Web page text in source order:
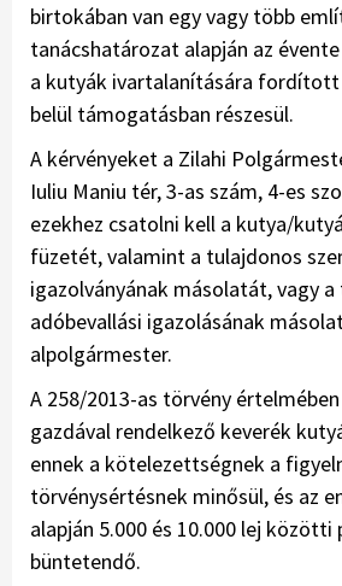
birtokában van egy vagy több
tanácshatározat alapján az
a kutyák ivartalanítására fordított
belül támogatásban részesül.
A kérvényeket a Zilahi
Iuliu Maniu tér, 3-as szám, 4-es
ezekhez csatolni kell a kutya/
füzetét, valamint a tulajdonos
igazolványának másolatát, vagy
adóbevallási igazolásának
alpolgármester.
A 258/2013-as törvény
gazdával rendelkező keverék
ennek a kötelezettségnek a
törvénysértésnek minősül, és az
alapján 5.000 és 10.000 lej közötti
büntetendő.